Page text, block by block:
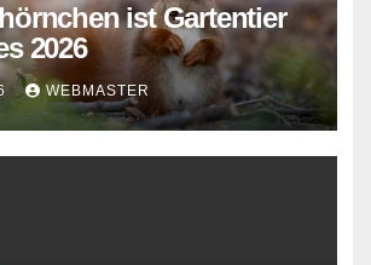
ist Gartentier
2026
WEBMASTER